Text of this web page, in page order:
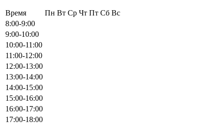
Время Пн Вт Ср Чт Пт Сб Вс
8:00-9:00
9:00-10:00
10:00-11:00
11:00-12:00
12:00-13:00
13:00-14:00
14:00-15:00
15:00-16:00
16:00-17:00
17:00-18:00